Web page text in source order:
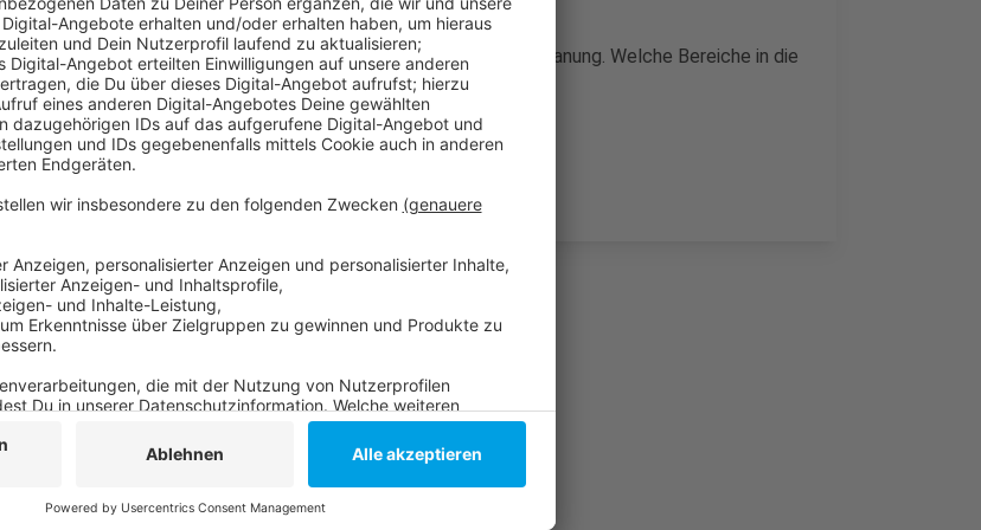
Das Krisenmanagement befasst sich in diesen Minuten mit der Planung. Welche Bereiche in die
Evakurierungszone fallen ist noch nicht bekannt.
Anzeige